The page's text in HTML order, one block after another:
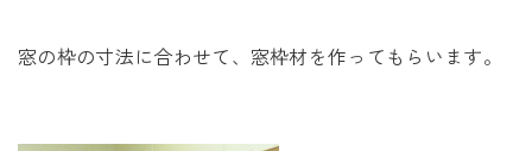
窓の枠の寸法に合わせて、窓枠材を作ってもらいます。